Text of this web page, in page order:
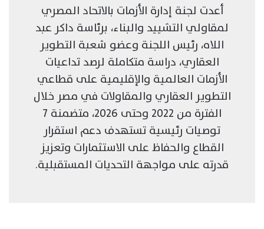
أعدت لجنة إدارة الأزمات بالاتحاد المصري
لمقاولي التشييد والبناء، برئاسة داكر عبد
اللاه، رئيس اللجنة وعضو شعبة التطوير
العقاري، دراسة متكاملة لرصد تداعيات
الأزمات العالمية والإقليمية على قطاعي
التطوير العقاري والمقاولات في مصر خلال
الفترة من 2022 وحتى 2026، متضمنة 7
توصيات رئيسية تستهدف دعم استقرار
القطاع والحفاظ على الاستثمارات وتعزيز
قدرته على مواجهة التحديات المستقبلية.